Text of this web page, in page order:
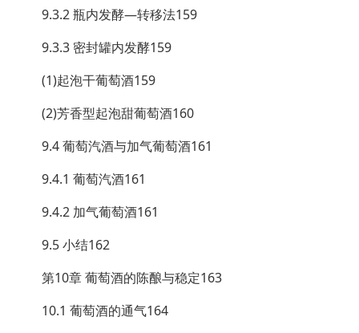
9.3.2 瓶内发酵—转移法159
9.3.3 密封罐内发酵159
(1)起泡干葡萄酒159
(2)芳香型起泡甜葡萄酒160
9.4 葡萄汽酒与加气葡萄酒161
9.4.1 葡萄汽酒161
9.4.2 加气葡萄酒161
9.5 小结162
第10章 葡萄酒的陈酿与稳定163
10.1 葡萄酒的通气164